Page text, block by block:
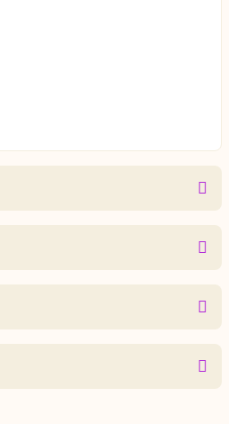
açıklamalarında ve diğer konularda
formunu kullanarak tarafımıza